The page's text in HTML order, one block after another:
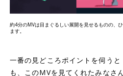
約4分のMVは目まぐるしい展開を見せるものの、
ます。
一番の見どころポイントを伺うと
も、このMVを見てくれたみなさ